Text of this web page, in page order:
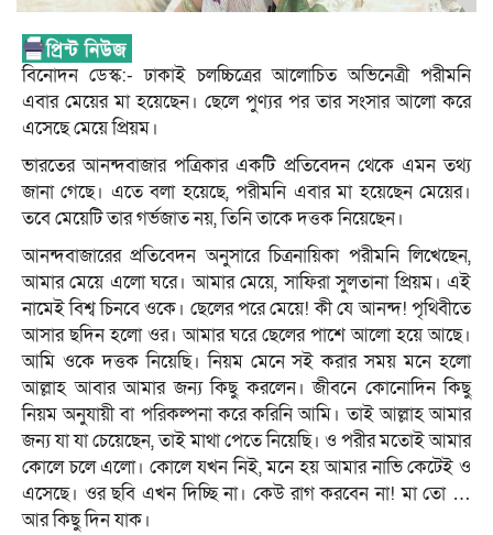
বিনোদন ডেস্ক:- ঢাকাই চলচ্চিত্রের আলোচিত অভিনেত্রী পরীমনি
এবার মেয়ের মা হয়েছেন। ছেলে পুণ্যর পর তার সংসার আলো করে
এসেছে মেয়ে প্রিয়ম।
ভারতের আনন্দবাজার পত্রিকার একটি প্রতিবেদন থেকে এমন তথ্য
জানা গেছে। এতে বলা হয়েছে, পরীমনি এবার মা হয়েছেন মেয়ের।
তবে মেয়েটি তার গর্ভজাত নয়, তিনি তাকে দত্তক নিয়েছেন।
আনন্দবাজারের প্রতিবেদন অনুসারে চিত্রনায়িকা পরীমনি লিখেছেন,
আমার মেয়ে এলো ঘরে। আমার মেয়ে, সাফিরা সুলতানা প্রিয়ম। এই
নামেই বিশ্ব চিনবে ওকে। ছেলের পরে মেয়ে! কী যে আনন্দ! পৃথিবীতে
আসার ছদিন হলো ওর। আমার ঘরে ছেলের পাশে আলো হয়ে আছে।
আমি ওকে দত্তক নিয়েছি। নিয়ম মেনে সই করার সময় মনে হলো
আল্লাহ আবার আমার জন্য কিছু করলেন। জীবনে কোনোদিন কিছু
নিয়ম অনুযায়ী বা পরিকল্পনা করে করিনি আমি। তাই আল্লাহ আমার
জন্য যা যা চেয়েছেন, তাই মাথা পেতে নিয়েছি। ও পরীর মতোই আমার
কোলে চলে এলো। কোলে যখন নিই, মনে হয় আমার নাভি কেটেই ও
এসেছে। ওর ছবি এখন দিচ্ছি না। কেউ রাগ করবেন না! মা তো …
আর কিছু দিন যাক।